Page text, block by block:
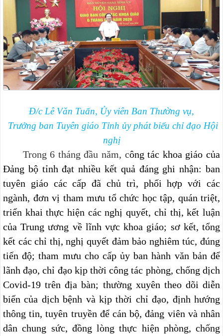
Đ/c Lê Văn Tuấn, Ủy viên Ban Thường vụ,
Trưởng ban Tuyên giáo Tỉnh ủy phát biểu chỉ đạo Hội
nghị
Trong 6 tháng đầu năm, công tác khoa giáo của
Đảng bộ tỉnh đạt nhiều kết quả đáng ghi nhận: ban
tuyên giáo các cấp đã chủ trì, phối hợp với các
ngành, đơn vị tham mưu tổ chức học tập, quán triệt,
triển khai thực hiện các nghị quyết, chỉ thị, kết luận
của Trung ương về lĩnh vực khoa giáo; sơ kết, tổng
kết các chỉ thị, nghị quyết đảm bảo nghiêm túc, đúng
tiến độ; tham mưu cho cấp ủy ban hành văn bản để
lãnh đạo, chỉ đạo kịp thời công tác phòng, chống dịch
Covid-19 trên địa bàn; thường xuyên theo dõi diễn
biếncủa dịch bệnh và kịp thời chỉ đạo, định hướng
thông tin, tuyên truyền để cán bộ, đảng viên và nhân
dân chung sức, đồng lòng thực hiện phòng, chống